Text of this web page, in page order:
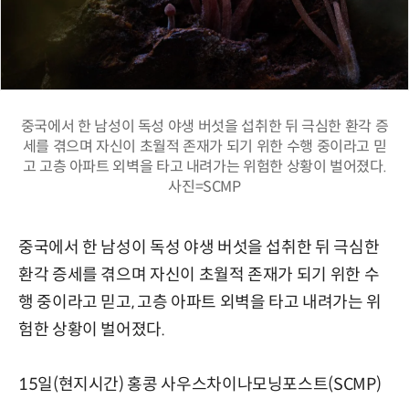
중국에서 한 남성이 독성 야생 버섯을 섭취한 뒤 극심한 환각 증
세를 겪으며 자신이 초월적 존재가 되기 위한 수행 중이라고 믿
고 고층 아파트 외벽을 타고 내려가는 위험한 상황이 벌어졌다.
사진=SCMP
중국에서 한 남성이 독성 야생 버섯을 섭취한 뒤 극심한
환각 증세를 겪으며 자신이 초월적 존재가 되기 위한 수
행 중이라고 믿고, 고층 아파트 외벽을 타고 내려가는 위
험한 상황이 벌어졌다.
15일(현지시간) 홍콩 사우스차이나모닝포스트(SCMP)